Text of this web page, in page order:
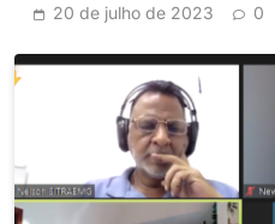
20 de julho de 2023 0